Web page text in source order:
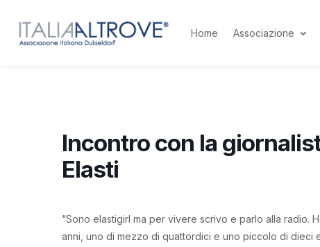
Home Associazione
Incontro con la
Elasti
“Sono elastigirl ma per vivere scrivo e parlo alla radio.
anni, uno di mezzo di quattordici e uno piccolo di dieci